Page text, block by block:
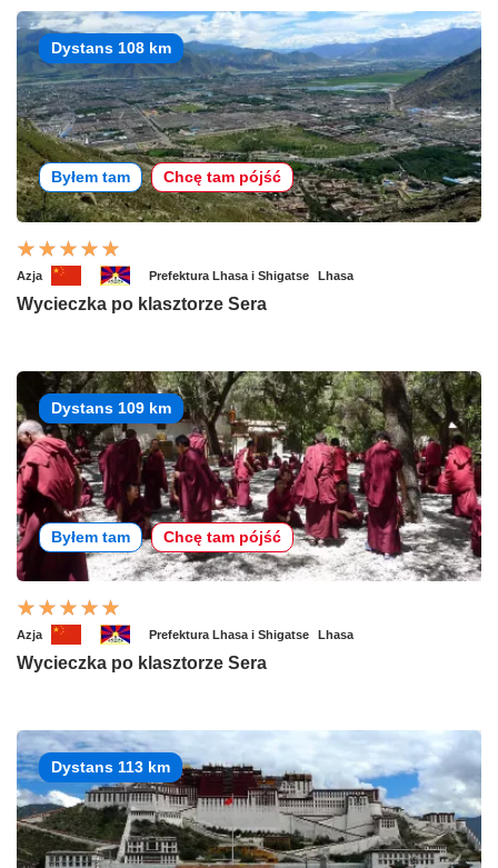
Dystans 108 km
Byłem tam Chcę tam pójść
Azja Prefektura Lhasa i Shigatse Lhasa
Wycieczka po klasztorze Sera
Dystans 109 km
Byłem tam Chcę tam pójść
Azja Prefektura Lhasa i Shigatse Lhasa
Wycieczka po klasztorze Sera
Dystans 113 km